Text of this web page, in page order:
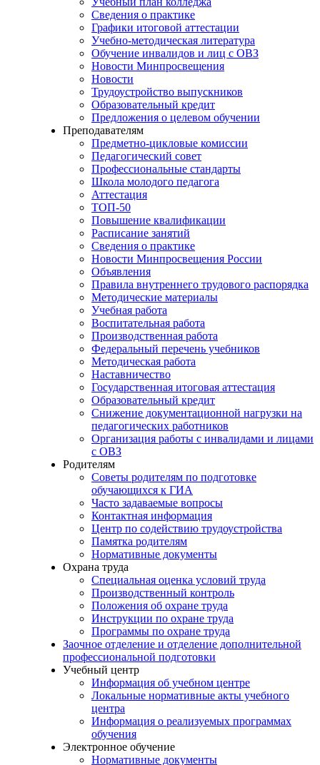
Сведения о практике
Графики итоговой аттестации
Учебно-методическая литература
Обучение инвалидов и лиц с ОВЗ
Новости Минпросвещения
Новости
Трудоустройство выпускников
Образовательный кредит
Предложения о целевом обучении
Преподавателям
Предметно-цикловые комиссии
Педагогический совет
Профессиональные стандарты
Школа молодого педагога
Аттестация
ТОП-50
Повышение квалификации
Расписание занятий
Сведения о практике
Новости Минпросвещения России
Объявления
Правила внутреннего трудового распорядка
Методические материалы
Учебная работа
Воспитательная работа
Производственная работа
Федеральный перечень учебников
Методическая работа
Наставничество
Государственная итоговая аттестация
Образовательный кредит
Снижение документационной нагрузки на
педагогических работников
Организация работы с инвалидами и лицами
с ОВЗ
Родителям
Советы родителям по подготовке
обучающихся к ГИА
Часто задаваемые вопросы
Контактная информация
Центр по содействию трудоустройства
Памятка родителям
Нормативные документы
Охрана труда
Специальная оценка условий труда
Производственный контроль
Положения об охране труда
Инструкции по охране труда
Программы по охране труда
Заочное отделение и отделение дополнительной
профессиональной подготовки
Учебный центр
Информация об учебном центре
Локальные нормативные акты учебного
центра
Информация о реализуемых программах
обучения
Электронное обучение
Нормативные документы